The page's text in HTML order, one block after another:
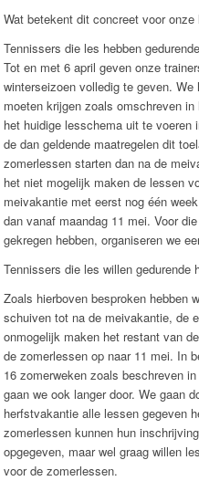
Wat betekent dit concreet voor onze
Tennissers die les hebben
Tot en met 6 april geven onze
winterseizoen volledig te geven.
moeten krijgen zoals omschreven
het huidige lesschema uit te
de dan geldende maatregelen dit
zomerlessen starten dan na de
het niet mogelijk maken de lessen
meivakantie met eerst nog één
dan vanaf maandag 11 mei. Voor
gekregen hebben, organiseren we
Tennissers die les willen gedurende
Zoals hierboven besproken hebben
schuiven tot na de meivakantie, de
onmogelijk maken het restant van
de zomerlessen op naar 11 mei. In
16 zomerweken zoals beschreven
gaan we ook langer door. We gaan
herfstvakantie alle lessen gegeven
zomerlessen kunnen hun
opgegeven, maar wel graag willen
voor de zomerlessen.